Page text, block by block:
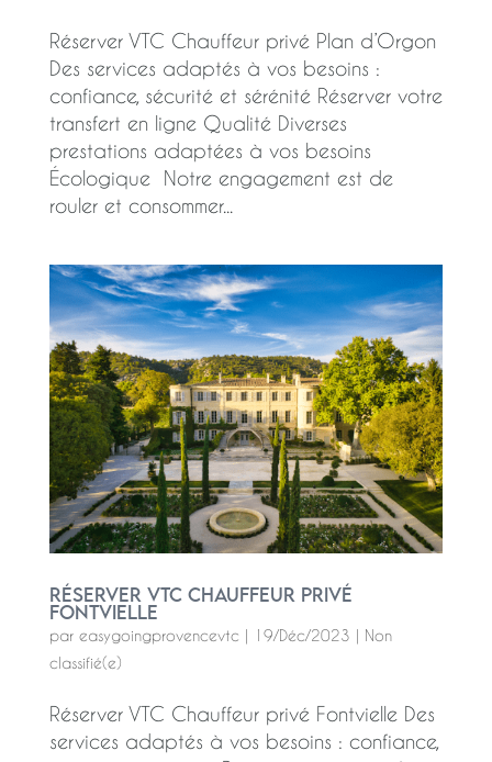
Réserver VTC Chauffeur privé Plan d’Orgon
Des services adaptés à vos besoins :
confiance, sécurité et sérénité Réserver votre
transfert en ligne Qualité Diverses
prestations adaptées à vos besoins
Écologique Notre engagement est de
rouler et consommer...
Réserver VTC Chauffeur privé
Fontvielle
par easygoingprovencevtc | 19/Déc/2023 | Non
classifié(e)
Réserver VTC Chauffeur privé Fontvielle Des
services adaptés à vos besoins : confiance,